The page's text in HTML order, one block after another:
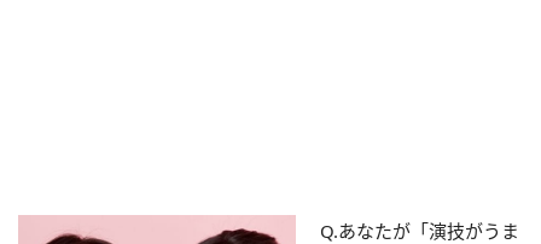
Q.あなたが「演技がうま